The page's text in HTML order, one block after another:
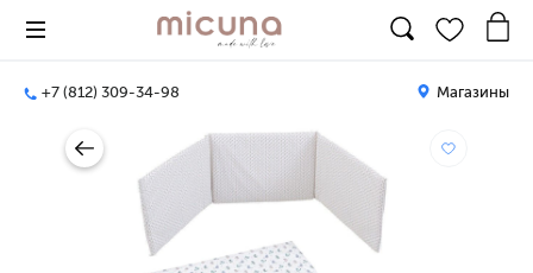
+7 (812) 309-34-98 Магазины